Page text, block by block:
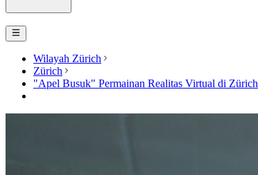
Wilayah Zürich
Zürich
"Apel Busuk" Permainan Realitas Virtual di Zürich